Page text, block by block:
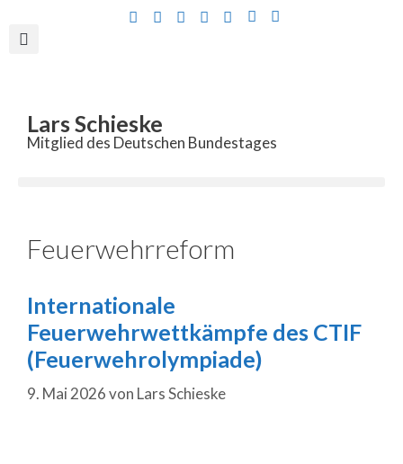
Lars Schieske
Mitglied des Deutschen Bundestages
Feuerwehrreform
Internationale
Feuerwehrwettkämpfe des CTIF
(Feuerwehrolympiade)
9. Mai 2026von Lars Schieske